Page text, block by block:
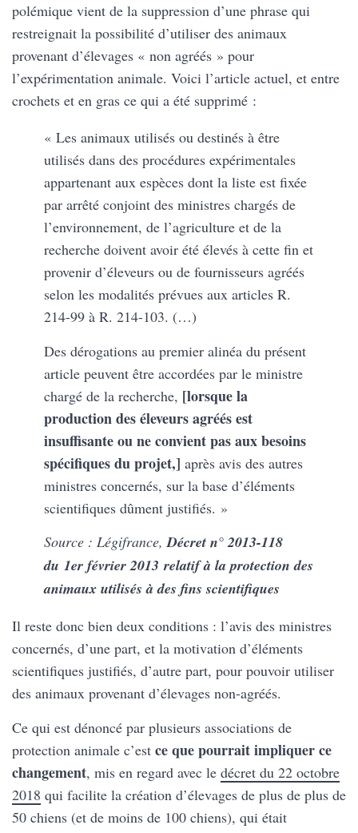
polémique vient de la suppression d’une phrase qui
restreignait la possibilité d’utiliser des animaux
provenant d’élevages « non agréés » pour
l’expérimentation animale. Voici l’article actuel, et entre
crochets et en gras ce qui a été supprimé :
« Les animaux utilisés ou destinés à être
utilisés dans des procédures expérimentales
appartenant aux espèces dont la liste est fixée
par arrêté conjoint des ministres chargés de
l’environnement, de l’agriculture et de la
recherche doivent avoir été élevés à cette fin et
provenir d’éleveurs ou de fournisseurs agréés
selon les modalités prévues aux articles R.
214-99 à R. 214-103. (…)
Des dérogations au premier alinéa du présent
article peuvent être accordées par le ministre
chargé de la recherche, [lorsque la
production des éleveurs agréés est
insuffisante ou ne convient pas aux besoins
spécifiques du projet,] après avis des autres
ministres concernés, sur la base d’éléments
scientifiques dûment justifiés. »
Source : Légifrance,Décret n° 2013-118
du 1er février 2013 relatif à la protection des
animaux utilisés à des fins scientifiques
Il reste donc bien deux conditions : l’avis des ministres
concernés, d’une part, et la motivation d’éléments
scientifiques justifiés, d’autre part, pour pouvoir utiliser
des animaux provenant d’élevages non-agréés.
Ce qui est dénoncé par plusieurs associations de
protection animale c’est ce que pourrait impliquer ce
changement, mis en regard avec le décret du 22 octobre
2018 qui facilite la création d’élevages de plus de plus de
50 chiens (et de moins de 100 chiens), qui était